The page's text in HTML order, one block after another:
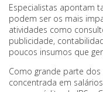
Especialistas apontam
podem ser os mais
atividades como
publicidade,
poucos insumos que
Como grande parte
concentrada em